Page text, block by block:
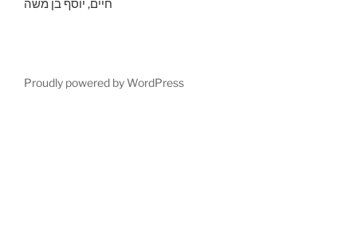
חיים, יוסף בן משה
Proudly powered by WordPress